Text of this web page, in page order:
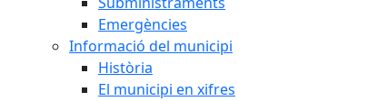
Emergències
Informació del municipi
Història
El municipi en xifres